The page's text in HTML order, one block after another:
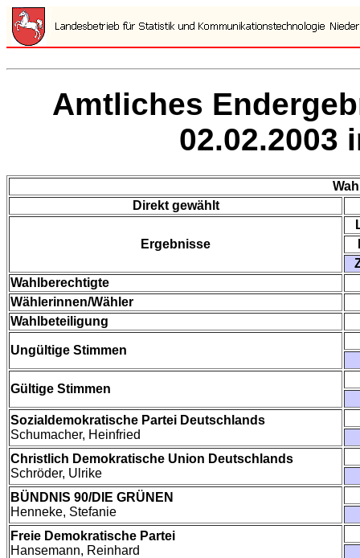
Amtliches
02.02.2003
Direkt gewählt
Ergebnisse
Wahlberechtigte
Wählerinnen/Wähler
Wahlbeteiligung
Ungültige Stimmen
Gültige Stimmen
Sozialdemokratische Partei Deutschlands
Schumacher, Heinfried
Christlich Demokratische Union Deutschlands
Schröder, Ulrike
BÜNDNIS 90/DIE GRÜNEN
Henneke, Stefanie
Freie Demokratische Partei
Hansemann, Reinhard